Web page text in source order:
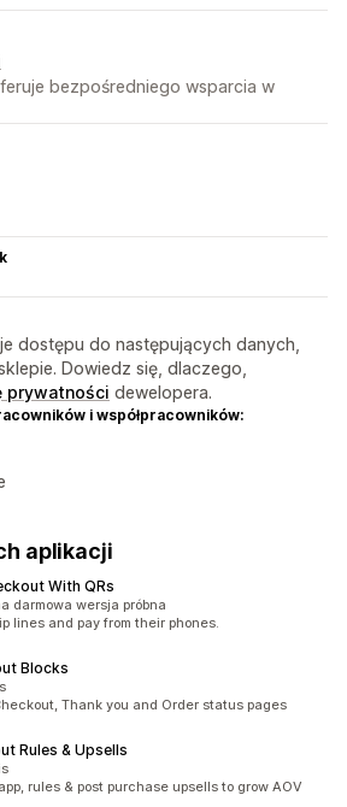
bezpośredniego wsparcia w
dostępu do następujących danych,
Dowiedz się, dlaczego,
prywatności dewelopera.
i współpracowników:
aplikacji
With QRs
3
darmowa wersja próbna
lines and pay from their phones.
Blocks
180
Thank you and Order status pages
Rules & Upsells
602
rules & post purchase upsells to grow AOV